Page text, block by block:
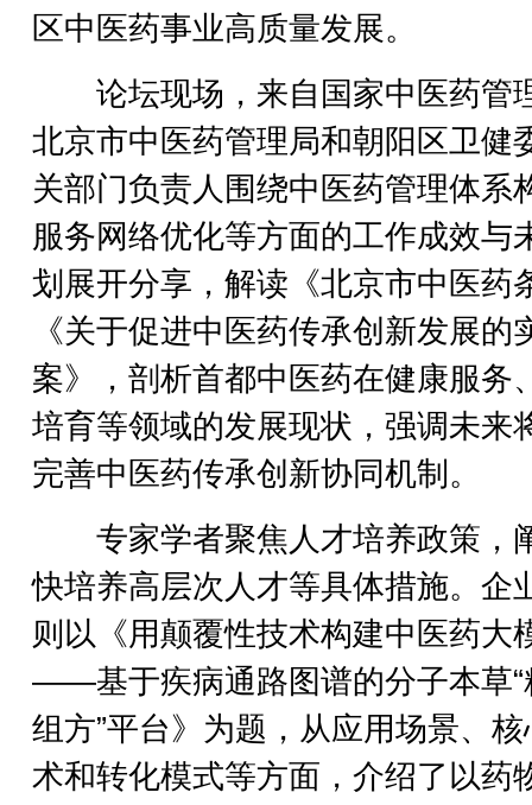
区中医药事业高质量发展。
论坛现场，来自国家中医药管
北京市中医药管理局和朝阳区卫健
关部门负责人围绕中医药管理体系
服务网络优化等方面的工作成效与
划展开分享，解读《北京市中医药
《关于促进中医药传承创新发展的
案》，剖析首都中医药在健康服务
培育等领域的发展现状，强调未来
完善中医药传承创新协同机制。
专家学者聚焦人才培养政策，
快培养高层次人才等具体措施。企
则以《用颠覆性技术构建中医药大
——基于疾病通路图谱的分子本草“
组方”平台》为题，从应用场景、
术和转化模式等方面，介绍了以药